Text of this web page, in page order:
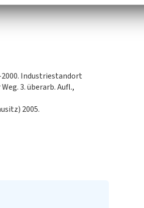
2000. Industriestandort
3. überarb. Aufl.,
2005.